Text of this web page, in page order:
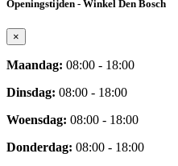
Openingstijden - Winkel Den Bosch
×
Maandag: 08:00 - 18:00
Dinsdag: 08:00 - 18:00
Woensdag: 08:00 - 18:00
Donderdag: 08:00 - 18:00